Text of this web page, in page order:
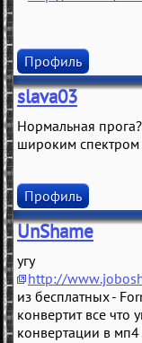
Профиль
slava03
Нормальная
широким
Профиль
UnShame
угу
http://
из бесплатных -
конвертит все что
конвертации в